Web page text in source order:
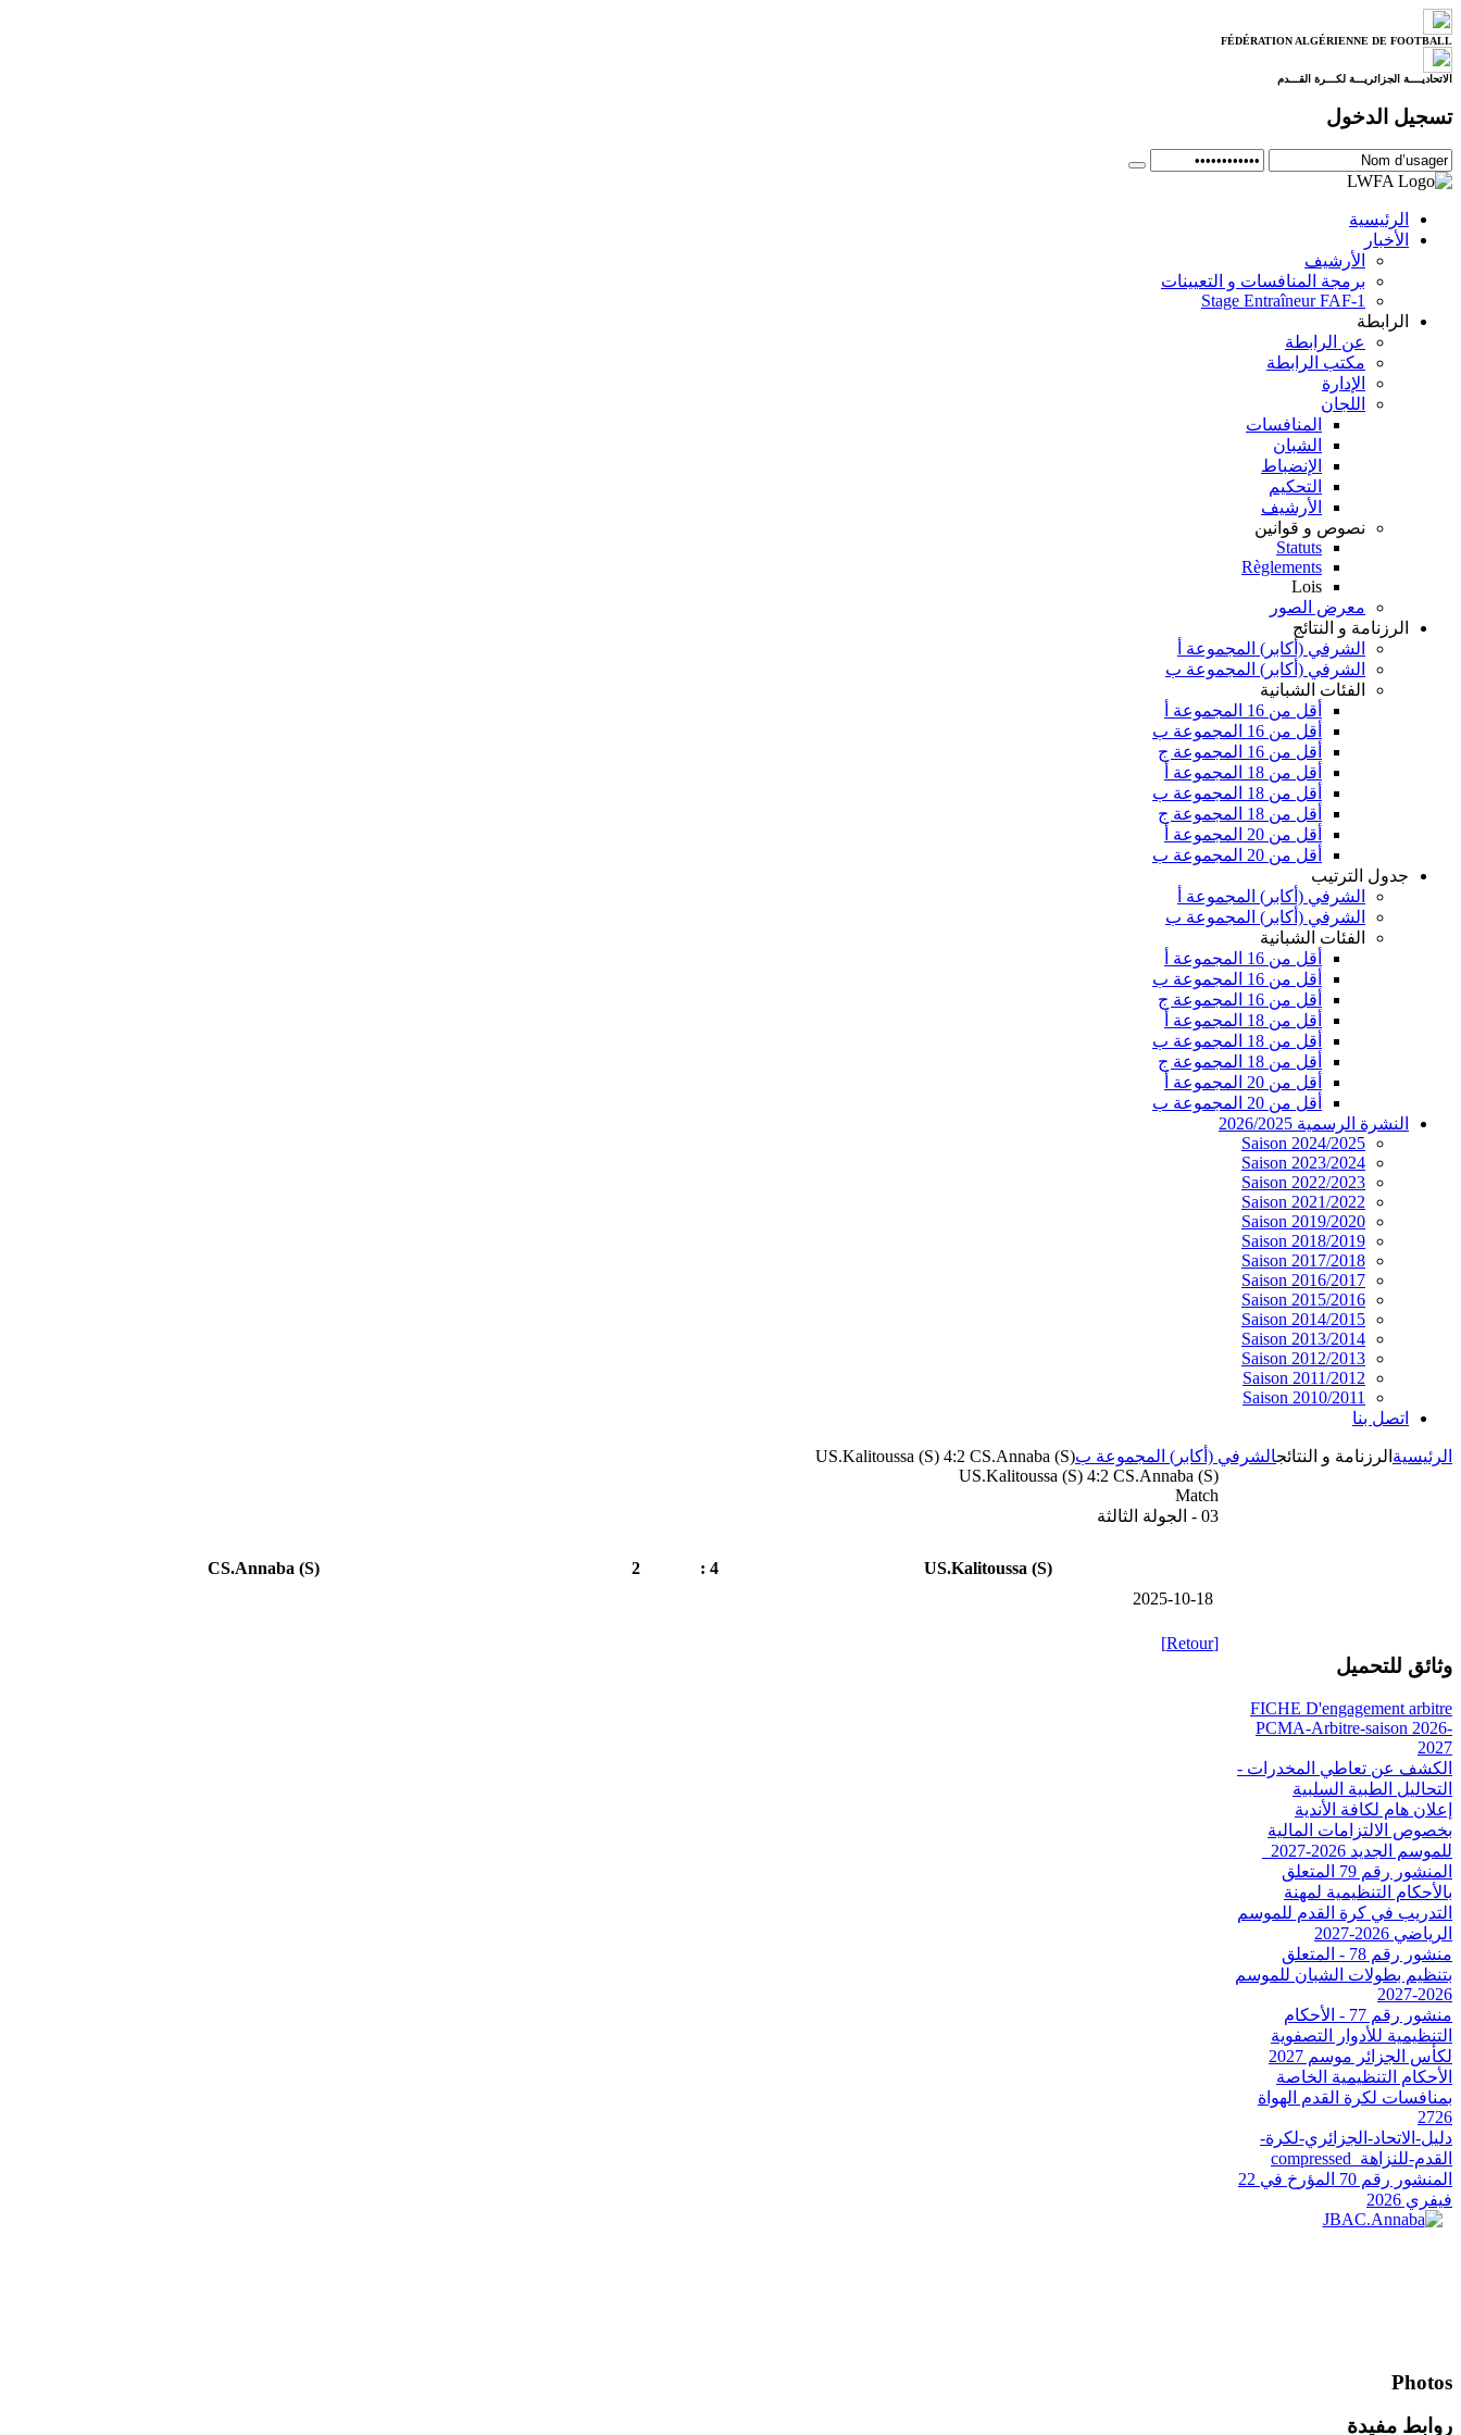
FÉDÉRATION ALGÉRIENNE DE FOOTBALL
الاتحاديــــة الجزائريـــة لكـــرة القـــدم
تسجيل الدخول
الرئيسية
الأخبار
الأرشيف
برمجة المنافسات و التعيينات
Stage Entraîneur FAF-1
الرابطة
عن الرابطة
مكتب الرابطة
الإدارة
اللجان
المنافسات
الشبان
الإنضباط
التحكيم
الأرشيف
نصوص و قوانين
Statuts
Règlements
Lois
معرض الصور
الرزنامة و النتائج
الشرفي (أكابر) المجموعة أ
الشرفي (أكابر) المجموعة ب
الفئات الشبانية
أقل من 16 المجموعة أ
أقل من 16 المجموعة ب
أقل من 16 المجموعة ج
أقل من 18 المجموعة أ
أقل من 18 المجموعة ب
أقل من 18 المجموعة ج
أقل من 20 المجموعة أ
أقل من 20 المجموعة ب
جدول الترتيب
الشرفي (أكابر) المجموعة أ
الشرفي (أكابر) المجموعة ب
الفئات الشبانية
أقل من 16 المجموعة أ
أقل من 16 المجموعة ب
أقل من 16 المجموعة ج
أقل من 18 المجموعة أ
أقل من 18 المجموعة ب
أقل من 18 المجموعة ج
أقل من 20 المجموعة أ
أقل من 20 المجموعة ب
النشرة الرسمية 2026/2025
Saison 2024/2025
Saison 2023/2024
Saison 2022/2023
Saison 2021/2022
Saison 2019/2020
Saison 2018/2019
Saison 2017/2018
Saison 2016/2017
Saison 2015/2016
Saison 2014/2015
Saison 2013/2014
Saison 2012/2013
Saison 2011/2012
Saison 2010/2011
اتصل بنا
الرئيسية الرزنامة و النتائجالشرفي (أكابر) المجموعة بUS.Kalitoussa (S) 4:2 CS.Annaba (S)
US.Kalitoussa (S) 4:2 CS.Annaba (S)
Match
03 - الجولة الثالثة
US.Kalitoussa (S)
4 :
2
CS.Annaba (S)
2025-10-18
[Retour]
وثائق للتحميل
FICHE D'engagement arbitre
PCMA-Arbitre-saison 2026-
2027
الكشف عن تعاطي المخدرات -
التحاليل الطبية السلبية
إعلان هام لكافة الأندية
بخصوص الالتزامات المالية
للموسم الجديد 2026-2027_
المنشور رقم 79 المتعلق
بالأحكام التنظيمية لمهنة
التدريب في كرة القدم للموسم
الرياضي 2026-2027
منشور رقم 78 - المتعلق
بتنظيم بطولات الشبان للموسم
2026-2027
منشور رقم 77 - الأحكام
التنظيمية للأدوار التصفوية
لكأس الجزائر موسم 2027
الأحكام التنظيمية الخاصة
بمنافسات لكرة القدم الهواة
2726
دليل-الاتحاد-الجزائري-لكرة-
القدم-للنزاهة_compressed
المنشور رقم 70 المؤرخ في 22
فيفري 2026
Photos
روابط مفيدة